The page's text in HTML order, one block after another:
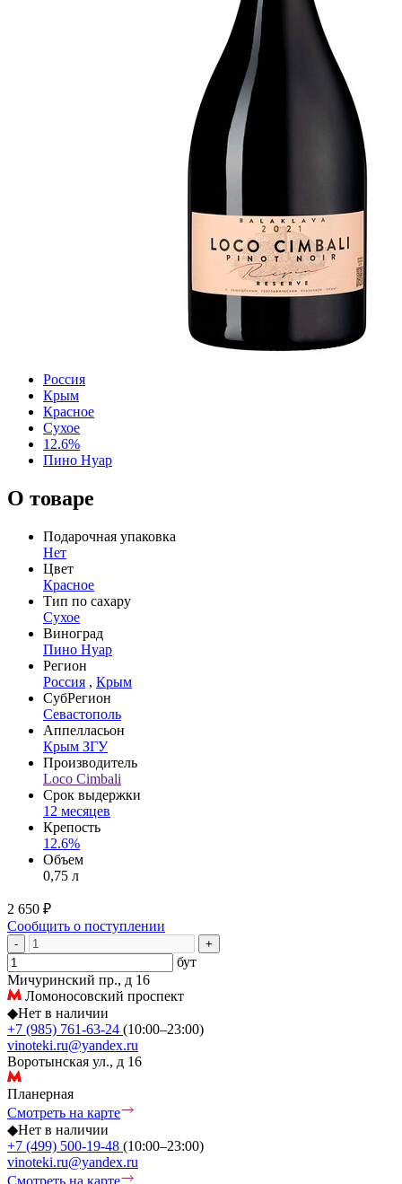
Россия
Крым
Красное
Сухое
12.6%
Пино Нуар
О товаре
Подарочная упаковка
Нет
Цвет
Красное
Тип по сахару
Сухое
Виноград
Пино Нуар
Регион
Россия , Крым
СубРегион
Севастополь
Аппелласьон
Крым ЗГУ
Производитель
Loco Cimbali
Срок выдержки
12 месяцев
Крепость
12.6%
Объем
0,75 л
2 650 ₽
Сообщить о поступлении
- +
бут
Мичуринский пр., д 16
Ломоносовский проспект
◆Нет в наличии
+7 (985) 761-63-24 (10:00–23:00)
vinoteki.ru@yandex.ru
Воротынская ул., д 16
Планерная
Смотреть на карте
◆Нет в наличии
+7 (499) 500-19-48 (10:00–23:00)
vinoteki.ru@yandex.ru
Смотреть на карте